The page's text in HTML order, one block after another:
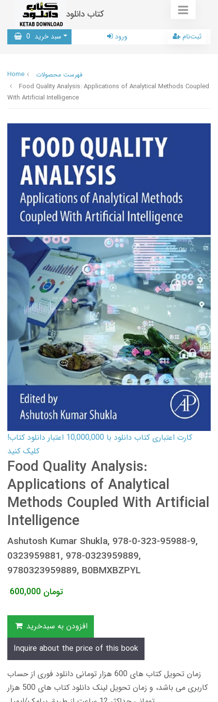
کتاب دانلود
سبد خرید 0 ورود ثبت‌نام
Home
فهرست محصولات
Food Quality Analysis: Applications of Analytical Methods Coupled
With Artificial Intelligence
کارت اعتباری کتاب دانلود با 10,000,000 اعتبار دانلود کتاب!
کلیک کنید
Food Quality Analysis:
Applications of Analytical
Methods Coupled With Artificial
Intelligence
Ashutosh Kumar Shukla, 978-0-323-95988-9,
0323959881, 978-0323959889,
9780323959889, B0BMXBZPYL
600,000 تومان
افزودن به سبدخرید
Inquire about the price of this book
زمان تحویل کتاب های 600 هزار تومانی دانلود فوری از حساب
کاربری می باشد، و زمان تحویل لینک دانلود کتاب های 500 هزار